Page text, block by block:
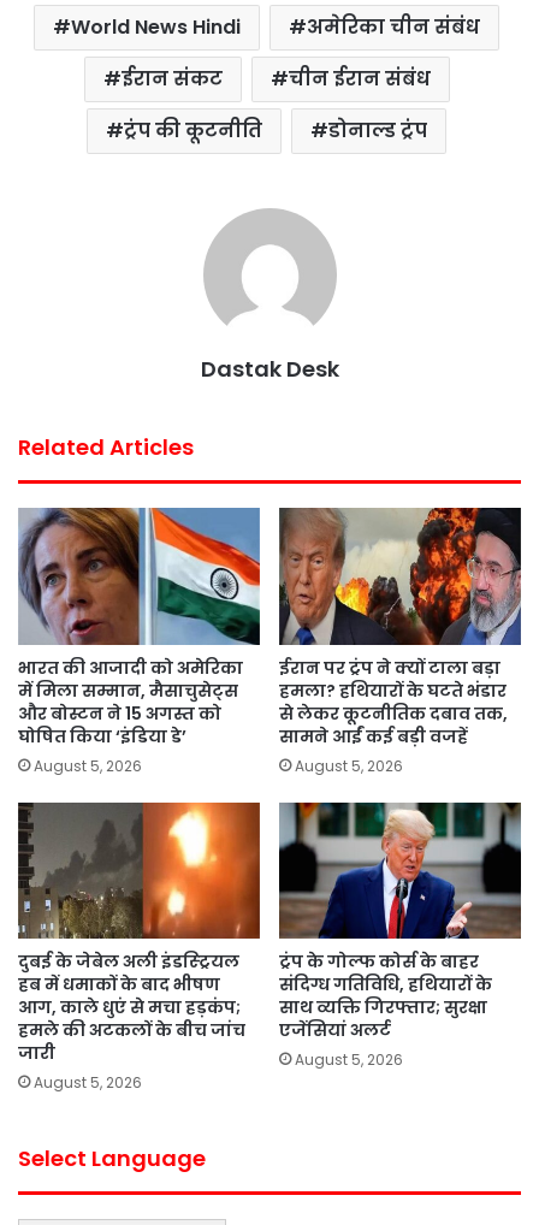
World News Hindi
अमेरिका चीन संबंध
ईरान संकट
चीन ईरान संबंध
ट्रंप की कूटनीति
डोनाल्ड ट्रंप
Dastak Desk
Related Articles
भारत की आजादी को अमेरिका
में मिला सम्मान, मैसाचुसेट्स
और बोस्टन ने 15 अगस्त को
घोषित किया ‘इंडिया डे’
August 5, 2026
ईरान पर ट्रंप ने क्यों टाला बड़ा
हमला? हथियारों के घटते भंडार
से लेकर कूटनीतिक दबाव तक,
सामने आईं कई बड़ी वजहें
August 5, 2026
दुबई के जेबेल अली इंडस्ट्रियल
हब में धमाकों के बाद भीषण
आग, काले धुएं से मचा हड़कंप;
हमले की अटकलों के बीच जांच
जारी
August 5, 2026
ट्रंप के गोल्फ कोर्स के बाहर
संदिग्ध गतिविधि, हथियारों के
साथ व्यक्ति गिरफ्तार; सुरक्षा
एजेंसियां अलर्ट
August 5, 2026
Select Language